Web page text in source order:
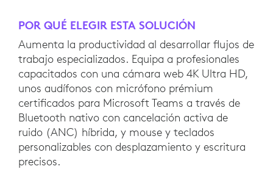
POR QUÉ ELEGIR ESTA SOLUCIÓN
Aumenta la productividad al desarrollar flujos de
trabajo especializados. Equipa a profesionales
capacitados con una cámara web 4K Ultra HD,
unos audífonos con micrófono prémium
certificados para Microsoft Teams a través de
Bluetooth nativo con cancelación activa de
ruido (ANC) híbrida, y mouse y teclados
personalizables con desplazamiento y escritura
precisos.